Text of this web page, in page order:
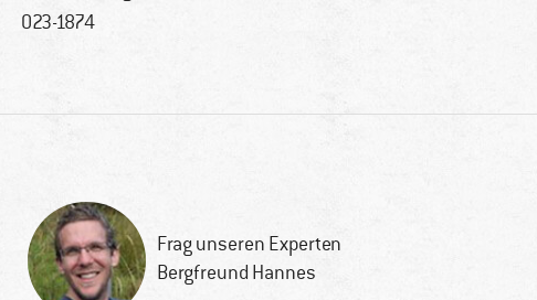
023-1874
Frag unseren Experten
Bergfreund Hannes